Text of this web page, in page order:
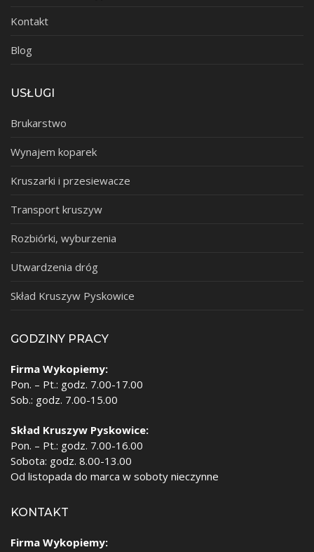
Kontakt
Blog
USŁUGI
Brukarstwo
Wynajem koparek
Kruszarki i przesiewacze
Transport kruszyw
Rozbiórki, wyburzenia
Utwardzenia dróg
Skład Kruszyw Pyskowice
GODZINY PRACY
Firma Wykopiemy:
Pon. – Pt.: godz. 7.00-17.00
Sob.: godz. 7.00-15.00
Skład Kruszyw Pyskowice:
Pon. – Pt.: godz. 7.00-16.00
Sobota: godz. 8.00-13.00
Od listopada do marca w soboty nieczynne
KONTAKT
Firma Wykopiemy: